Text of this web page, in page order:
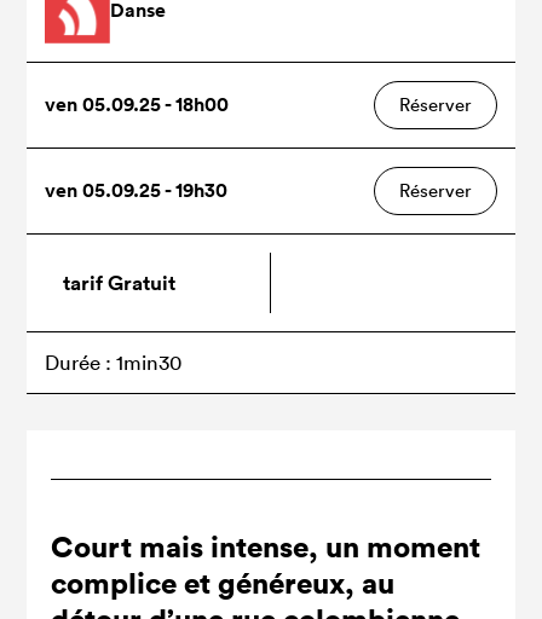
Court mais intense, un moment
complice et généreux, au
Danse
ven 05.09.25 - 18h00 Réserver
ven 05.09.25 - 19h30 Réserver
tarif Gratuit
Durée : 1min30